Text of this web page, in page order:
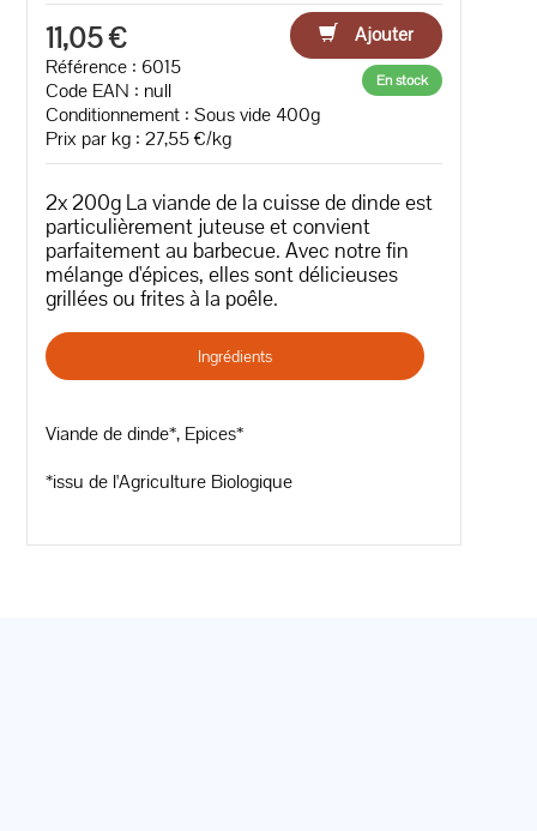
11,05 €
Ajouter
Référence : 6015
Code EAN : null
Conditionnement : Sous vide 400g
Prix par kg : 27,55 €/kg
En stock
2x 200g La viande de la cuisse de dinde est
particulièrement juteuse et convient
parfaitement au barbecue. Avec notre fin
mélange d'épices, elles sont délicieuses
grillées ou frites à la poêle.
Ingrédients
Viande de dinde*, Epices*
*issu de l'Agriculture Biologique